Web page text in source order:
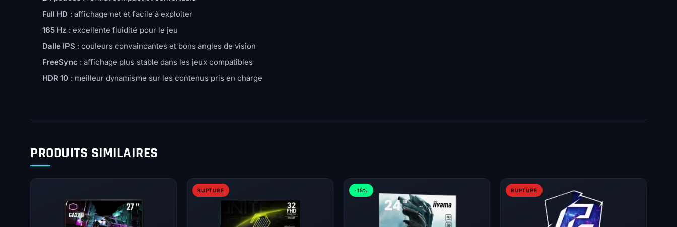
Full HD : affichage net et facile à exploiter
165 Hz : excellente fluidité pour le jeu
Dalle IPS : couleurs convaincantes et bons angles de vision
FreeSync : affichage plus stable dans les jeux compatibles
HDR 10 : meilleur dynamisme sur les contenus pris en charge
PRODUITS SIMILAIRES
RUPTURE -15% RUPTURE